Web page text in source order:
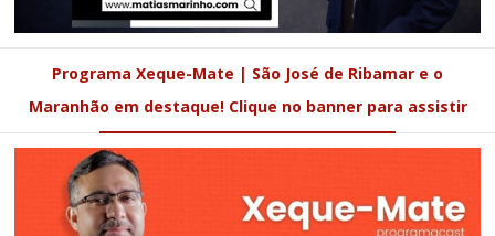
Programa Xeque-Mate | São José de Ribamar e o
Maranhão em destaque! Clique no banner para assistir